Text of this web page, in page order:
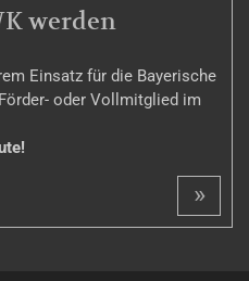
werden
Einsatz für die Bayerische
oder Vollmitglied im
»